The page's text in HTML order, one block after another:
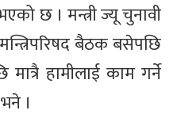
छ । मन्त्री ज्यू चुनावी
बैठक बसेपछि
हामीलाई काम गर्ने
।